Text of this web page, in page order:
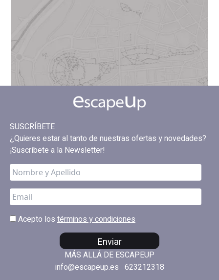
SUSCRÍBETE
¿Quieres estar al tanto de nuestras ofertas y novedades?
¡Suscríbete a la Newsletter!
Acepto los términos y condiciones
Enviar
MÁS ALLÁ DE ESCAPEUP
info@escapeup.es 623212318